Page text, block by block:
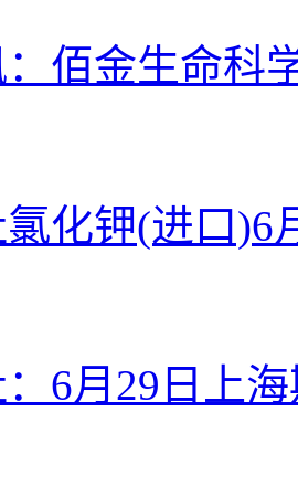
佰金生命科
化钾(进口)6
6月29日上